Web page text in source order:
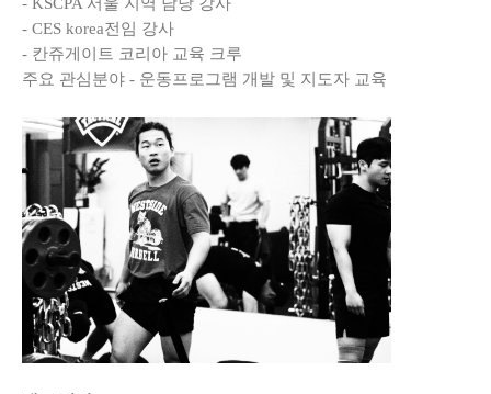
- CES korea전임 강사
- 칸쥬게이트 코리아 교육 크루
주요 관심분야 - 운동프로그램 개발 및 지도자 교육